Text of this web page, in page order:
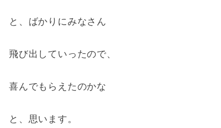
と、ばかりにみなさん
飛び出していったので、
喜んでもらえたのかな
と、思います。